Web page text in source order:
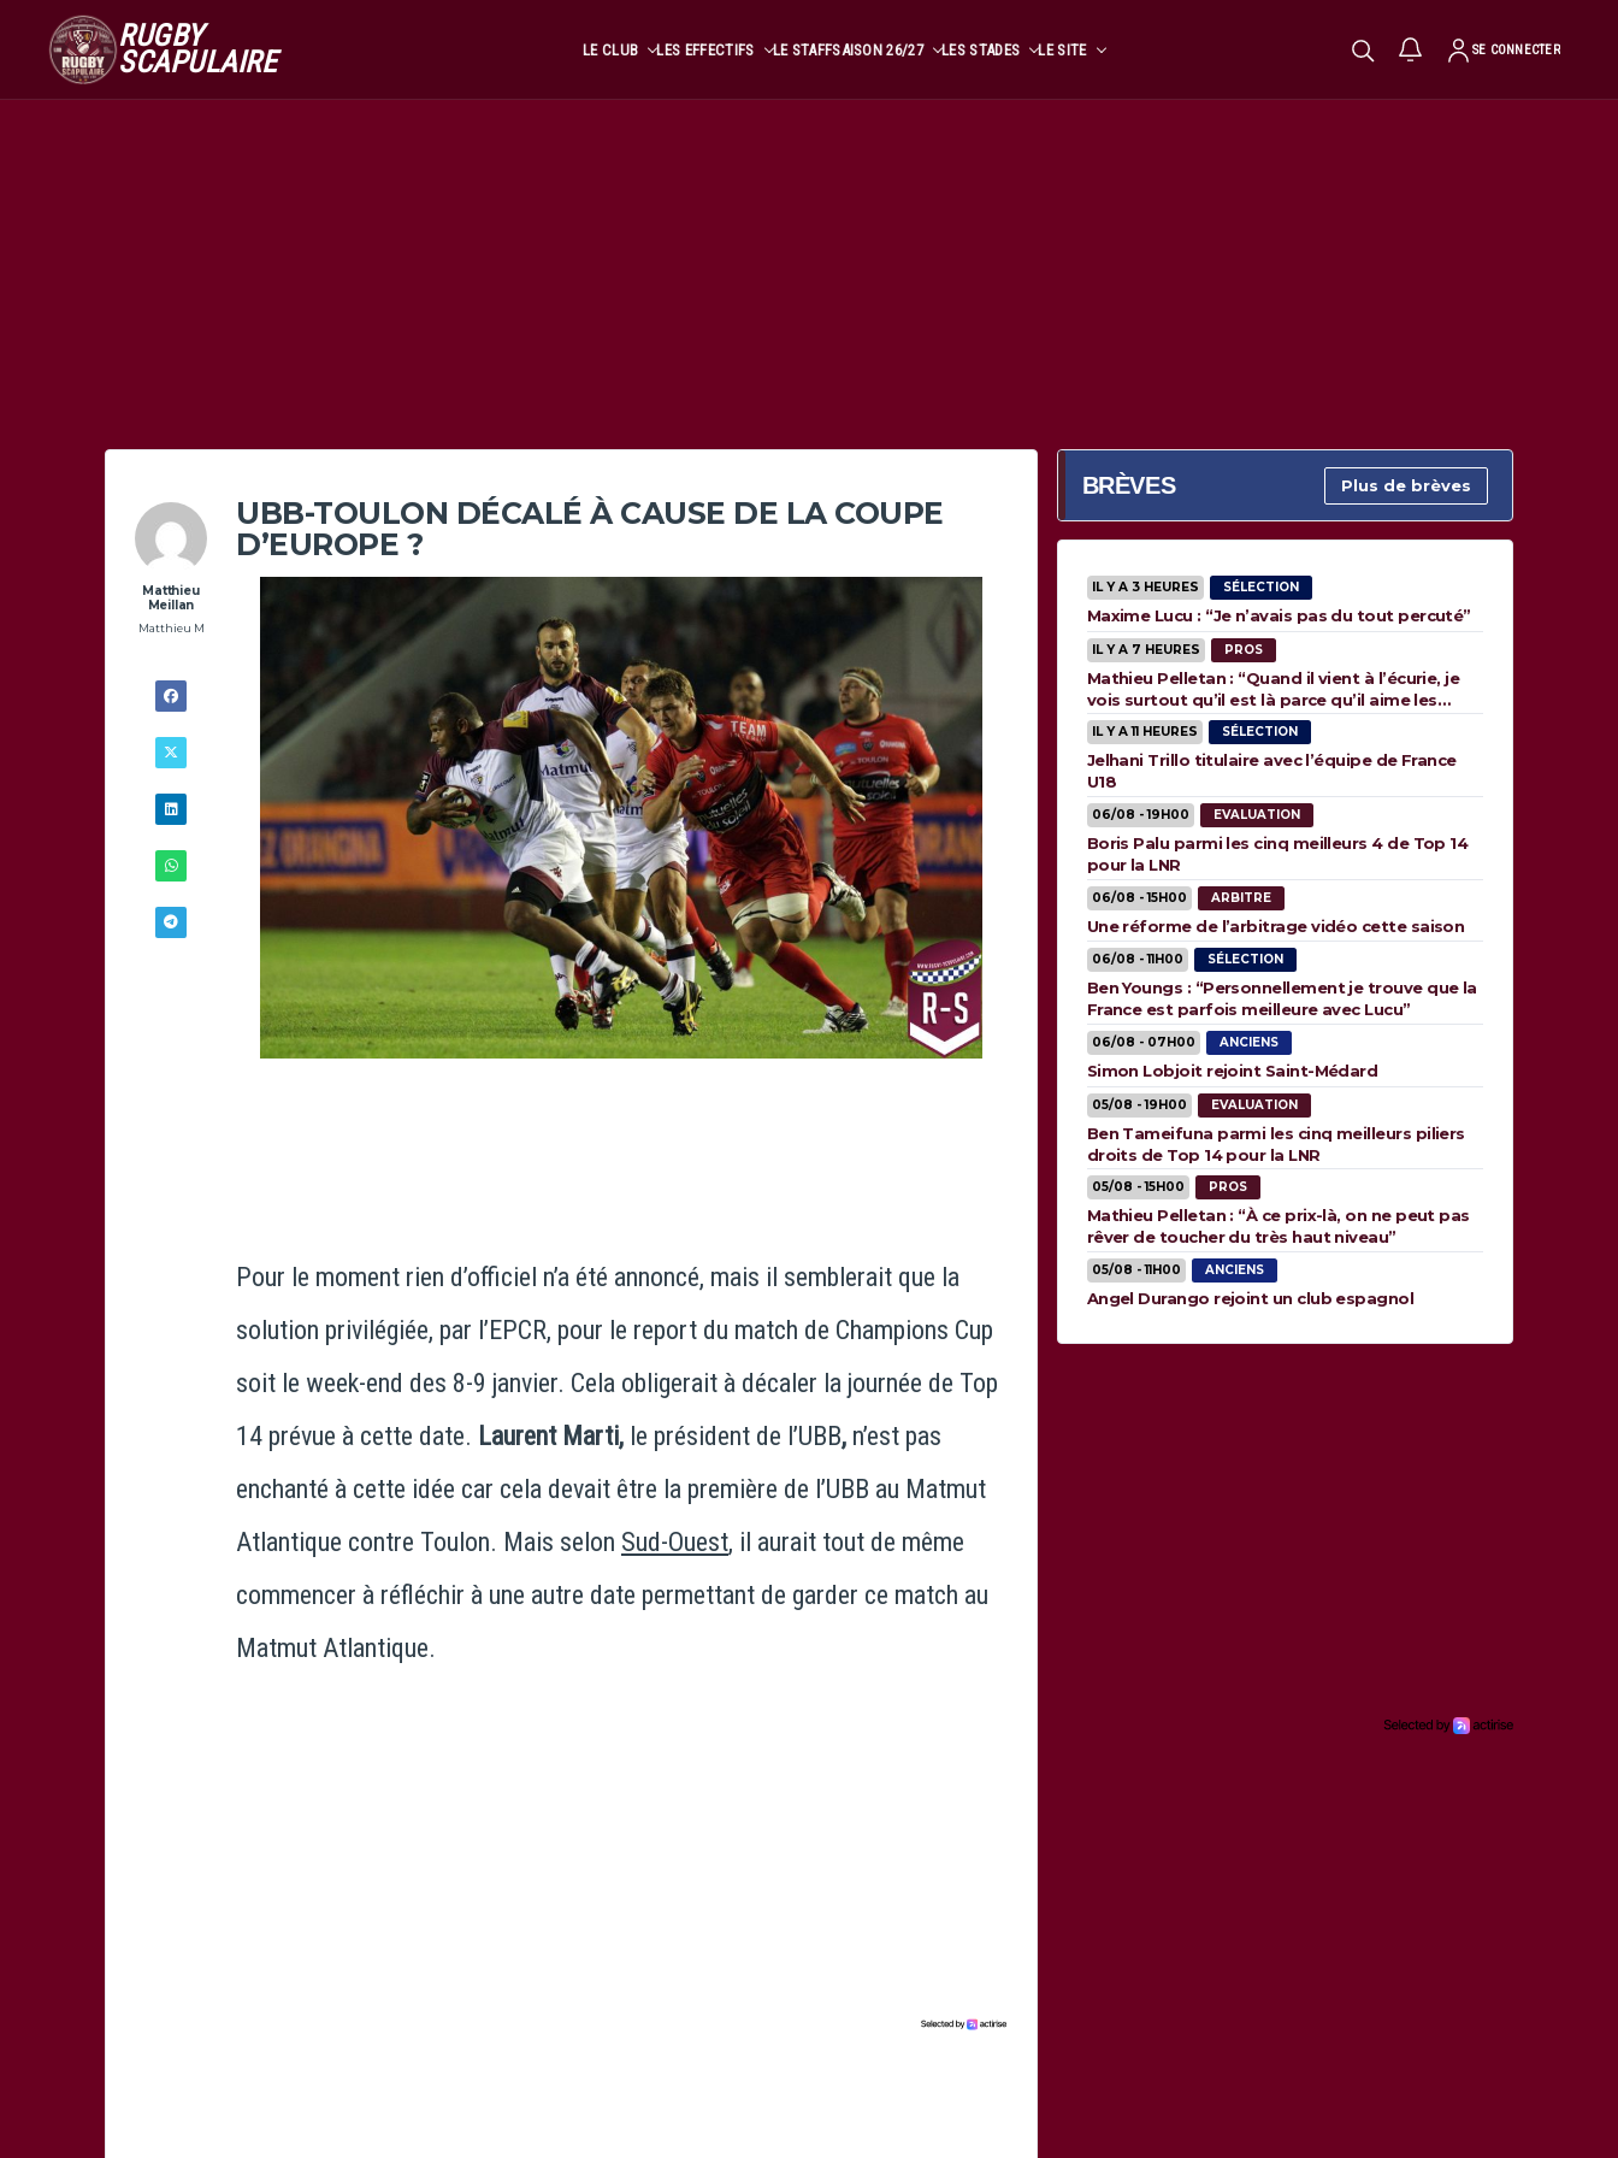
RUGBY
SCAPULAIRE LE CLUB LES EFFECTIFS LE STAFFSAISON 26/27 LES STADES LE SITE SE CONNECTER
Matthieu
Meillan
Matthieu M
UBB-TOULON DÉCALÉ À CAUSE DE LA COUPE
D’EUROPE ?
Pour le moment rien d’officiel n’a été annoncé, mais il semblerait que la
solution privilégiée, par l’EPCR, pour le report du match de Champions Cup
soit le week-end des 8-9 janvier. Cela obligerait à décaler la journée de Top
14 prévue à cette date. Laurent Marti, le président de l’UBB, n’est pas
enchanté à cette idée car cela devait être la première de l’UBB au Matmut
Atlantique contre Toulon. Mais selon Sud-Ouest, il aurait tout de même
commencer à réfléchir à une autre date permettant de garder ce match au
Matmut Atlantique.
BRÈVES Plus de brèves
IL Y A 3 HEURES SÉLECTION
Maxime Lucu : “Je n’avais pas du tout percuté”
IL Y A 7 HEURES PROS
Mathieu Pelletan : “Quand il vient à l’écurie, je
vois surtout qu’il est là parce qu’il aime les
animaux”
IL Y A 11 HEURES SÉLECTION
Jelhani Trillo titulaire avec l’équipe de France
U18
06/08 - 19H00 EVALUATION
Boris Palu parmi les cinq meilleurs 4 de Top 14
pour la LNR
06/08 - 15H00 ARBITRE
Une réforme de l’arbitrage vidéo cette saison
06/08 - 11H00 SÉLECTION
Ben Youngs : “Personnellement je trouve que la
France est parfois meilleure avec Lucu”
06/08 - 07H00 ANCIENS
Simon Lobjoit rejoint Saint-Médard
05/08 - 19H00 EVALUATION
Ben Tameifuna parmi les cinq meilleurs piliers
droits de Top 14 pour la LNR
05/08 - 15H00 PROS
Mathieu Pelletan : “À ce prix-là, on ne peut pas
rêver de toucher du très haut niveau”
05/08 - 11H00 ANCIENS
Angel Durango rejoint un club espagnol